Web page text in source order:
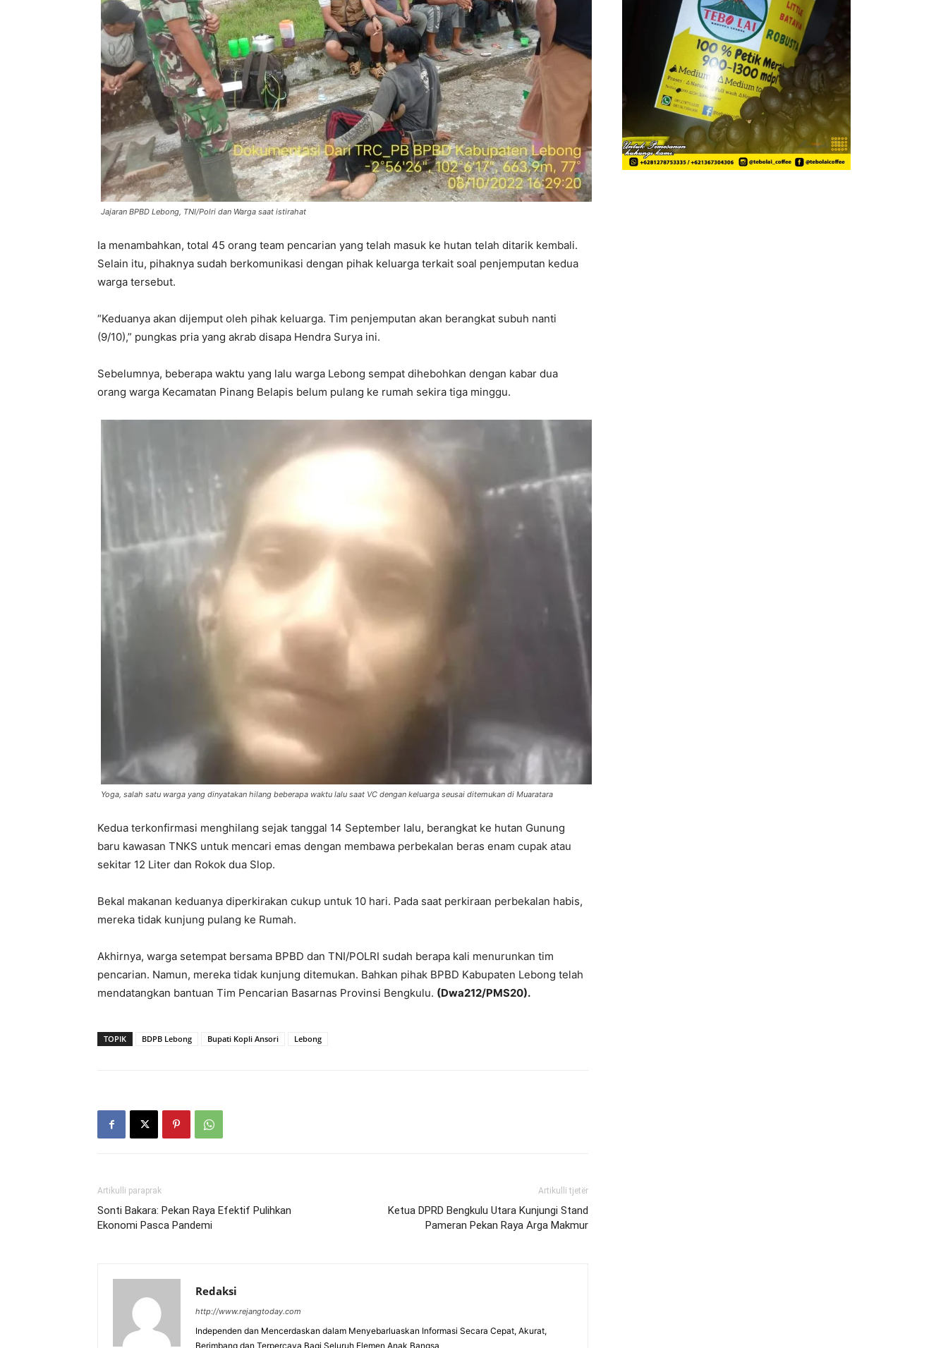
Jajaran BPBD Lebong, TNI/Polri dan Warga saat istirahat
Ia menambahkan, total 45 orang team pencarian yang telah masuk ke hutan telah ditarik kembali.
Selain itu, pihaknya sudah berkomunikasi dengan pihak keluarga terkait soal penjemputan kedua
warga tersebut.
“Keduanya akan dijemput oleh pihak keluarga. Tim penjemputan akan berangkat subuh nanti
(9/10),” pungkas pria yang akrab disapa Hendra Surya ini.
Sebelumnya, beberapa waktu yang lalu warga Lebong sempat dihebohkan dengan kabar dua
orang warga Kecamatan Pinang Belapis belum pulang ke rumah sekira tiga minggu.
Yoga, salah satu warga yang dinyatakan hilang beberapa waktu lalu saat VC dengan keluarga seusai ditemukan di Muaratara
Kedua terkonfirmasi menghilang sejak tanggal 14 September lalu, berangkat ke hutan Gunung
baru kawasan TNKS untuk mencari emas dengan membawa perbekalan beras enam cupak atau
sekitar 12 Liter dan Rokok dua Slop.
Bekal makanan keduanya diperkirakan cukup untuk 10 hari. Pada saat perkiraan perbekalan habis,
mereka tidak kunjung pulang ke Rumah.
Akhirnya, warga setempat bersama BPBD dan TNI/POLRI sudah berapa kali menurunkan tim
pencarian. Namun, mereka tidak kunjung ditemukan. Bahkan pihak BPBD Kabupaten Lebong telah
mendatangkan bantuan Tim Pencarian Basarnas Provinsi Bengkulu. (Dwa212/PMS20).
TOPIK BDPB Lebong Bupati Kopli Ansori Lebong
Artikulli paraprak
Sonti Bakara: Pekan Raya Efektif Pulihkan
Ekonomi Pasca Pandemi
Artikulli tjetër
Ketua DPRD Bengkulu Utara Kunjungi Stand
Pameran Pekan Raya Arga Makmur
Redaksi
http://www.rejangtoday.com
Independen dan Mencerdaskan dalam Menyebarluaskan Informasi Secara Cepat, Akurat,
Berimbang dan Terpercaya Bagi Seluruh Elemen Anak Bangsa